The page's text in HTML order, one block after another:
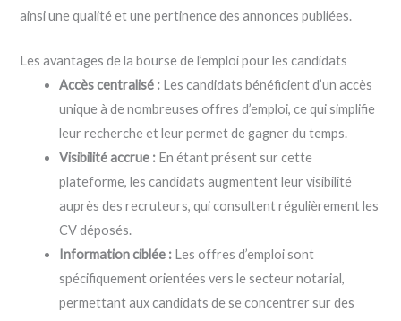
ainsi une qualité et une pertinence des annonces publiées.
Les avantages de la bourse de l’emploi pour les candidats
Accès centralisé : Les candidats bénéficient d’un accès
unique à de nombreuses offres d’emploi, ce qui simplifie
leur recherche et leur permet de gagner du temps.
Visibilité accrue : En étant présent sur cette
plateforme, les candidats augmentent leur visibilité
auprès des recruteurs, qui consultent régulièrement les
CV déposés.
Information ciblée : Les offres d’emploi sont
spécifiquement orientées vers le secteur notarial,
permettant aux candidats de se concentrer sur des